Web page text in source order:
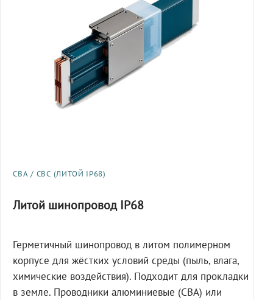
СВА / СВС (ЛИТОЙ IP68)
Литой шинопровод IP68
Герметичный шинопровод в литом полимерном
корпусе для жёстких условий среды (пыль, влага,
химические воздействия). Подходит для прокладки
в земле. Проводники алюминиевые (СВА) или